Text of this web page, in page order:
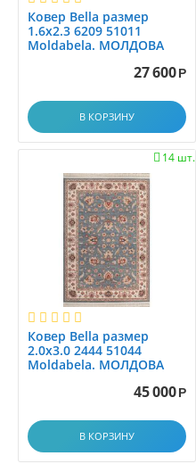
1.2x2.15
1.2x2.3
1.2x3.0
1.2x3.5
1.2x4.0
1.2x4.5
1.2x5.0
1.2x5.5
1.2x6.0
1.30x1.60
1.33x1.7
1.33x2.00
1.35x1.95
1.3x1.5
1.45x1.5
Ковер Bella размер
1.6x2.3 6209 51011
Moldabela. МОЛДОВА
27 600 Р
В КОРЗИНУ
14 шт.

Ковер Bella размер
2.0x3.0 2444 51044
Moldabela. МОЛДОВА
45 000 Р
В КОРЗИНУ